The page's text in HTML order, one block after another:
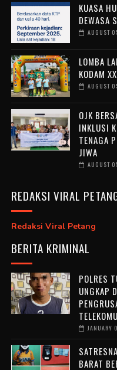
KUASA
DEWASA
AUGUST
LOMBA
KODAM
AUGUST
OJK
INKLUSI
TENAGA
JIWA
AUGUST
REDAKSI VIRAL
Redaksi Viral Petang
BERITA KRIMINAL
POLRES
UNGKAP
JANUARY
BARAT